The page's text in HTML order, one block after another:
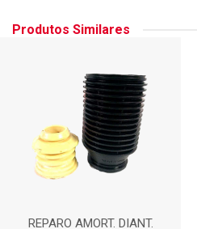
Produtos Similares
REPARO AMORT. DIANT.